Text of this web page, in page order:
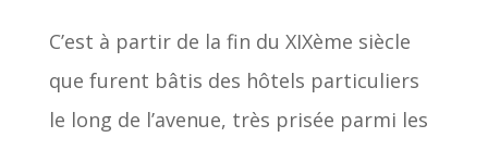
C’est à partir de la fin du XIXème siècle
que furent bâtis des hôtels particuliers
le long de l’avenue, très prisée parmi les